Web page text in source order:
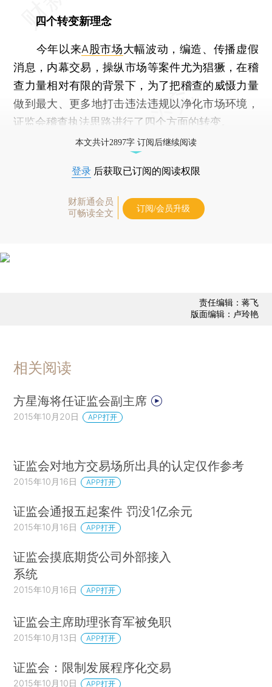
四个转变新理念
今年以来A股市场大幅波动，编造、传播虚假
消息，内幕交易，操纵市场等案件尤为猖獗，在稽
查力量相对有限的背景下，为了把稽查的威慑力量
做到最大、更多地打击违法违规以净化市场环境，
证监会稽查执法思路进行了四个方面的转变。
本文共计2897字 订阅后继续阅读
登录 后获取已订阅的阅读权限
财新通会员
可畅读全文
订阅/会员升级
责任编辑：蒋飞
版面编辑：卢玲艳
相关阅读
方星海将任证监会副主席
2015年10月20日 APP打开
证监会对地方交易场所出具的认定仅作参考
2015年10月16日 APP打开
证监会通报五起案件 罚没1亿余元
2015年10月16日 APP打开
证监会摸底期货公司外部接入
系统
2015年10月16日 APP打开
证监会主席助理张育军被免职
2015年10月13日 APP打开
证监会：限制发展程序化交易
2015年10月10日 APP打开